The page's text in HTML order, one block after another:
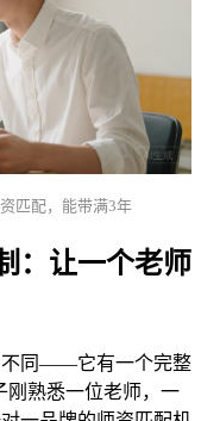
匹配，能带满3年
：让一个老师
不同——它有一个完整
刚熟悉一位老师，一